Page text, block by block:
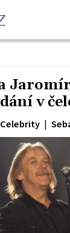
v
Celebrity |